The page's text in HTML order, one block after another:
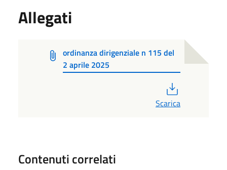
Allegati
ordinanza dirigenziale n 115 del
2 aprile 2025
Scarica
Contenuti correlati